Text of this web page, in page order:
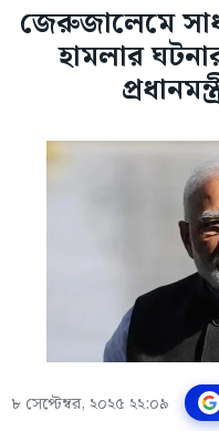
জেরুজালেমে
হামলার
৮ সেপ্টেম্বর, ২০২৫ ২২:০৯